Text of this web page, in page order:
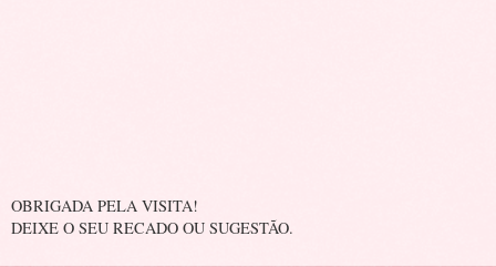
OBRIGADA PELA VISITA!
DEIXE O SEU RECADO OU SUGESTÃO.